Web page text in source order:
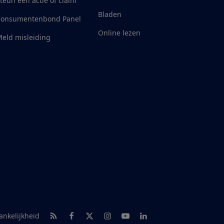
Panel
misleiding
Bladen
Online lezen
RSS-feed nieuws
Facebook
TwitterInstagram
YoutubeLinkedIn